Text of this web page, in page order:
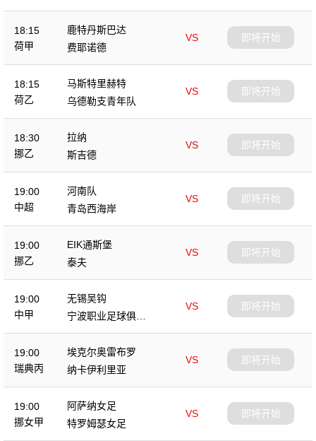
18:15
荷甲
鹿特丹斯巴达
VS
费耶诺德
即将开始
18:15
荷乙
马斯特里赫特
VS
乌德勒支青年队
即将开始
18:30
挪乙
拉纳
VS
斯吉德
即将开始
19:00
中超
河南队
VS
青岛西海岸
即将开始
19:00
挪乙
EIK通斯堡
VS
泰夫
即将开始
19:00
中甲
无锡吴钩
VS
宁波职业足球俱乐
部
即将开始
19:00
瑞典丙
埃克尔奥雷布罗
VS
纳卡伊利里亚
即将开始
19:00
挪女甲
阿萨纳女足
VS
特罗姆瑟女足
即将开始